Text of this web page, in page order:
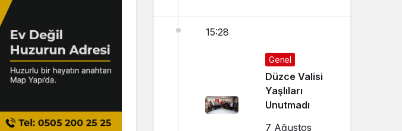
15:28
Genel
Düzce Valisi
Yaşlıları
Unutmadı
7 Ağustos